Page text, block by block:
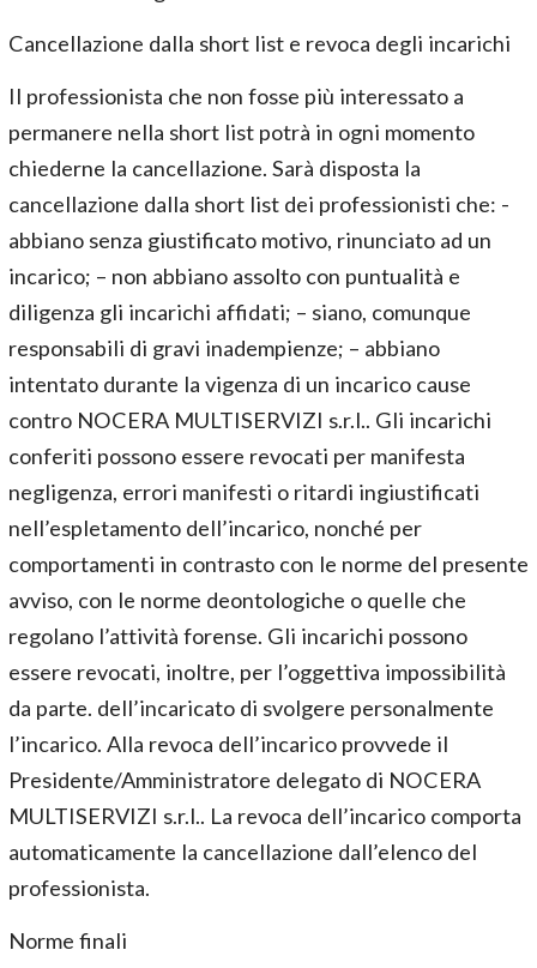
Cancellazione dalla short list e revoca degli incarichi
Il professionista che non fosse più interessato a
permanere nella short list potrà in ogni momento
chiederne la cancellazione. Sarà disposta la
cancellazione dalla short list dei professionisti che: -
abbiano senza giustificato motivo, rinunciato ad un
incarico; – non abbiano assolto con puntualità e
diligenza gli incarichi affidati; – siano, comunque
responsabili di gravi inadempienze; – abbiano
intentato durante la vigenza di un incarico cause
contro NOCERA MULTISERVIZI s.r.l.. Gli incarichi
conferiti possono essere revocati per manifesta
negligenza, errori manifesti o ritardi ingiustificati
nell’espletamento dell’incarico, nonché per
comportamenti in contrasto con le norme del presente
avviso, con le norme deontologiche o quelle che
regolano l’attività forense. Gli incarichi possono
essere revocati, inoltre, per l’oggettiva impossibilità
da parte. dell’incaricato di svolgere personalmente
l’incarico. Alla revoca dell’incarico provvede il
Presidente/Amministratore delegato di NOCERA
MULTISERVIZI s.r.l.. La revoca dell’incarico comporta
automaticamente la cancellazione dall’elenco del
professionista.
Norme finali